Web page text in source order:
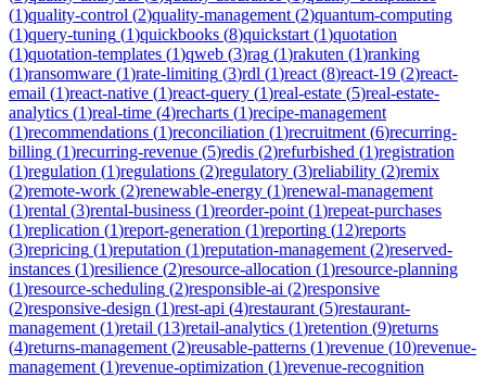
(1)quality-control (2)quality-management (2)quantum-computing
(1)query-tuning (1)quickbooks (8)quickstart (1)quotation
(1)quotation-templates (1)qweb (3)rag (1)rakuten (1)ranking
(1)ransomware (1)rate-limiting (3)rdl (1)react (8)react-19 (2)react-
email (1)react-native (1)react-query (1)real-estate (5)real-estate-
analytics (1)real-time (4)recharts (1)recipe-management
(1)recommendations (1)reconciliation (1)recruitment (6)recurring-
billing (1)recurring-revenue (5)redis (2)refurbished (1)registration
(1)regulation (1)regulations (2)regulatory (3)reliability (2)remix
(2)remote-work (2)renewable-energy (1)renewal-management
(1)rental (3)rental-business (1)reorder-point (1)repeat-purchases
(1)replication (1)report-generation (1)reporting (12)reports
(3)repricing (1)reputation (1)reputation-management (2)reserved-
instances (1)resilience (2)resource-allocation (1)resource-planning
(1)resource-scheduling (2)responsible-ai (2)responsive
(2)responsive-design (1)rest-api (4)restaurant (5)restaurant-
management (1)retail (13)retail-analytics (1)retention (9)returns
(4)returns-management (2)reusable-patterns (1)revenue (10)revenue-
management (1)revenue-optimization (1)revenue-recognition